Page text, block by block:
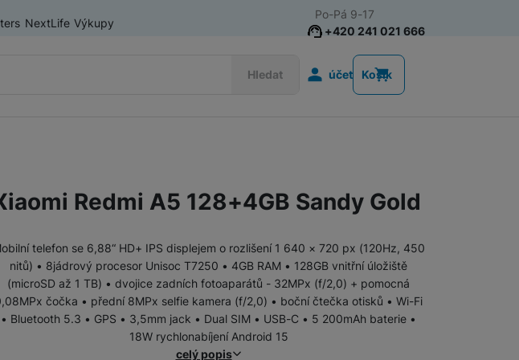
NextLife Výkupy
Hledat
Chytré telefony pro seniory
Tlačítkové telefony
+420 241 021 666
Po-Pá 9-17
Uživatelská
účet Košík
Redmi A5 128+4GB Sandy Gold
telefon se 6,88“ HD+ IPS displejem o rozlišení 1 640 × 720 px (120Hz, 450
nitů) • 8jádrový procesor Unisoc T7250 • 4GB RAM • 128GB vnitřní úložiště
(microSD až 1 TB) • dvojice zadních fotoaparátů - 32MPx (f/2,0) + pomocná
čočka • přední 8MPx selfie kamera (f/2,0) • boční čtečka otisků • Wi-Fi
• Bluetooth 5.3 • GPS • 3,5mm jack • Dual SIM • USB-C • 5 200mAh baterie •
18W rychlonabíjení Android 15
celý popis